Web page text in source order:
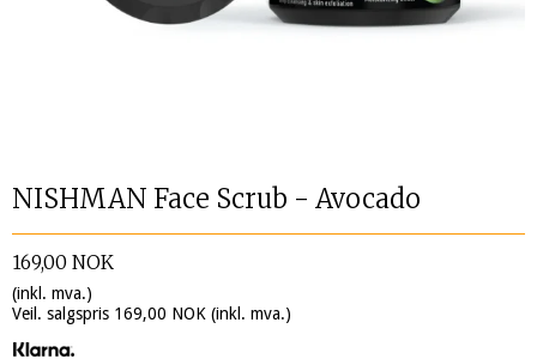
NISHMAN Face Scrub - Avocado
169,00 NOK
(inkl. mva.)
Veil. salgspris 169,00 NOK (inkl. mva.)